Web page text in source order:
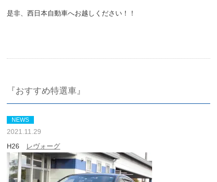
是非、西日本自動車へお越しください！！
『おすすめ特選車』
NEWS
2021.11.29
H26
レヴォーグ